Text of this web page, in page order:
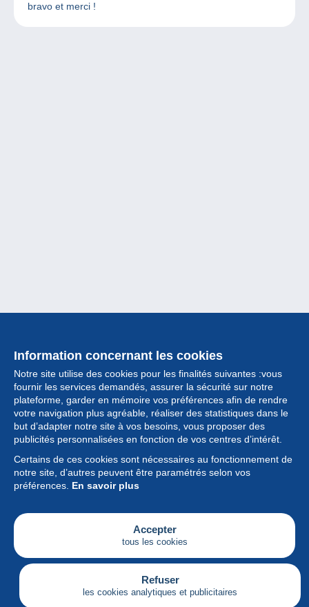
bravo et merci !
Information concernant les cookies
Notre site utilise des cookies pour les finalités suivantes :vous
fournir les services demandés, assurer la sécurité sur notre
plateforme, garder en mémoire vos préférences afin de rendre
votre navigation plus agréable, réaliser des statistiques dans le
but d’adapter notre site à vos besoins, vous proposer des
publicités personnalisées en fonction de vos centres d’intérêt.
Certains de ces cookies sont nécessaires au fonctionnement de
notre site, d’autres peuvent être paramétrés selon vos
préférences. En savoir plus
Accepter
tous les cookies
Refuser
les cookies analytiques et publicitaires
Collection
Actualités
Fonctionnalités
Société
Services
Articles